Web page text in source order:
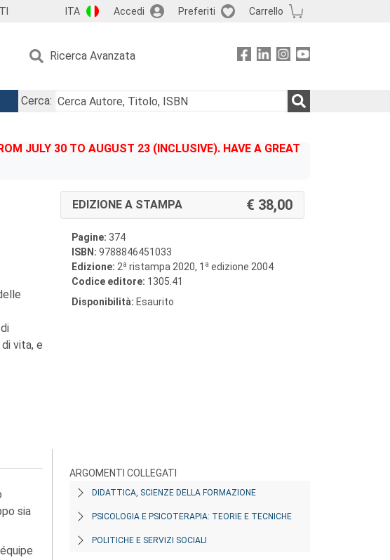
ITA Accedi Preferiti Carrello
Ricerca Avanzata
Cerca:
JULY 30 TO AUGUST 23 (INCLUSIVE). HAVE A GREAT
vita, e
EDIZIONE A STAMPA 38,00
Pagine: 374
ISBN: 9788846451033
Edizione: 2a ristampa 2020, 1 a edizione 2004
Codice editore: 1305.41
Disponibilità: Esaurito
sia
ARGOMENTI COLLEGATI
DIDATTICA, SCIENZE DELLA FORMAZIONE
PSICOLOGIA E PSICOTERAPIA: TEORIE E TECNICHE
POLITICHE E SERVIZI SOCIALI